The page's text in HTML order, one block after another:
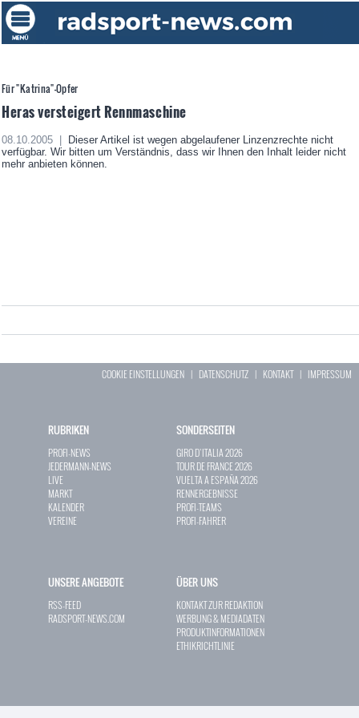
Für "Katrina"-Opfer
Heras versteigert Rennmaschine
08.10.2005 |
Dieser Artikel ist wegen abgelaufener Linzenzrechte nicht
verfügbar. Wir bitten um Verständnis, dass wir Ihnen den Inhalt leider nicht
mehr anbieten können.
COOKIE EINSTELLUNGEN | DATENSCHUTZ | KONTAKT| IMPRESSUM
RUBRIKEN
PROFI-NEWS
JEDERMANN-NEWS
LIVE
MARKT
KALENDER
VEREINE
SONDERSEITEN
GIRO D`ITALIA 2026
TOUR DE FRANCE 2026
VUELTA A ESPAÑA 2026
RENNERGEBNISSE
PROFI-TEAMS
PROFI-FAHRER
UNSERE ANGEBOTE
RSS-FEED
RADSPORT-NEWS.COM
ÜBER UNS
KONTAKT ZUR REDAKTION
WERBUNG & MEDIADATEN
PRODUKTINFORMATIONEN
ETHIKRICHTLINIE